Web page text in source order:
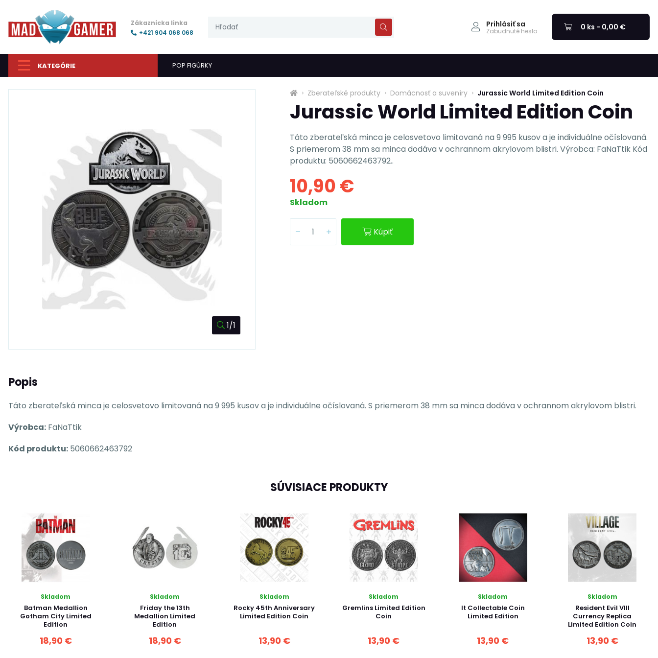
Zákaznícka linka
+421 904 068 068
Prihlásiť sa
Zabudnuté heslo 0 ks - 0,00 €
KATEGÓRIE POP FIGÚRKY
1/1
Zberateľské produkty Domácnosť a suveníry Jurassic World Limited Edition Coin
Jurassic World Limited Edition Coin
Táto zberateľská minca je celosvetovo limitovaná na 9 995 kusov a je individuálne očíslovaná.
S priemerom 38 mm sa minca dodáva v ochrannom akrylovom blistri. Výrobca: FaNaTtik Kód
produktu: 5060662463792..
10,90 €
Skladom
Kúpiť
Popis
Táto zberateľská minca je celosvetovo limitovaná na 9 995 kusov a je individuálne očíslovaná. S priemerom 38 mm sa minca dodáva v ochrannom akrylovom blistri.
Výrobca: FaNaTtik
Kód produktu: 5060662463792
SÚVISIACE PRODUKTY
Skladom
Batman Medallion
Gotham City Limited
Edition
18,90 €
Skladom
Friday the 13th
Medallion Limited
Edition
18,90 €
Skladom
Rocky 45th Anniversary
Limited Edition Coin
13,90 €
Skladom
Gremlins Limited Edition
Coin
13,90 €
Skladom
It Collectable Coin
Limited Edition
13,90 €
Skladom
Resident Evil VIII
Currency Replica
Limited Edition Coin
13,90 €